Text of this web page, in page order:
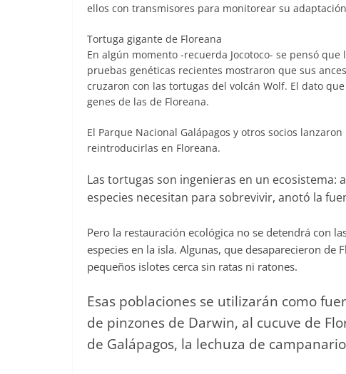
ellos con transmisores para monitorear su
Tortuga gigante de Floreana
En algún momento -recuerda Jocotoco- se pensó
pruebas genéticas recientes mostraron que sus
cruzaron con las tortugas del volcán Wolf. El dato
genes de las de Floreana.
El Parque Nacional Galápagos y otros socios
reintroducirlas en Floreana.
Las tortugas son ingenieras en un
especies necesitan para sobrevivir, anotó la
Pero la restauración ecológica no se detendrá con
especies en la isla. Algunas, que desaparecieron de
pequeños islotes cerca sin ratas ni ratones.
Esas poblaciones se utilizarán como
de pinzones de Darwin, al cucuve de
de Galápagos, la lechuza de